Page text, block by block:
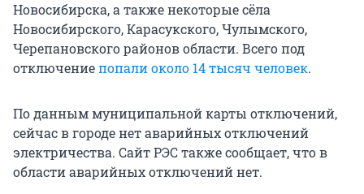
Новосибирска, а также некоторые сёла
Новосибирского, Карасукского, Чулымского,
Черепановского районов области. Всего под
отключениепопали около 14 тысяч человек.
По данным муниципальной карты отключений,
сейчас в городе нет аварийных отключений
электричества. Сайт РЭС также сообщает, что в
области аварийных отключений нет.